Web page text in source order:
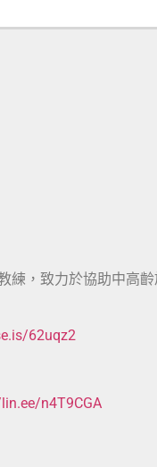
練，致力於協助中高
62uqz2
n4T9CGA